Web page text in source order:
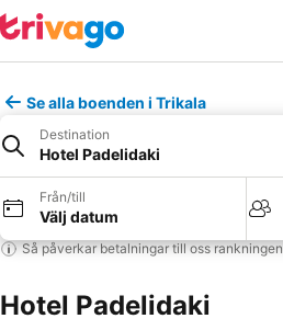
Se alla boenden i Trikala
Destination
Hotel Padelidaki
Från/till
Välj datum
Så påverkar betalningar till oss rankningen
Hotel Padelidaki